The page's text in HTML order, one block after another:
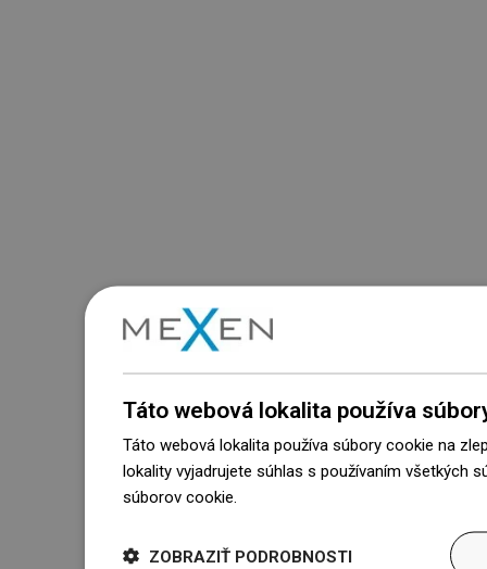
Táto webová lokalita používa
Táto webová lokalita používa súbory cookie na
lokality vyjadrujete súhlas s používaním všetkých
súborov cookie.
ZOBRAZIŤ PODROBNOSTI